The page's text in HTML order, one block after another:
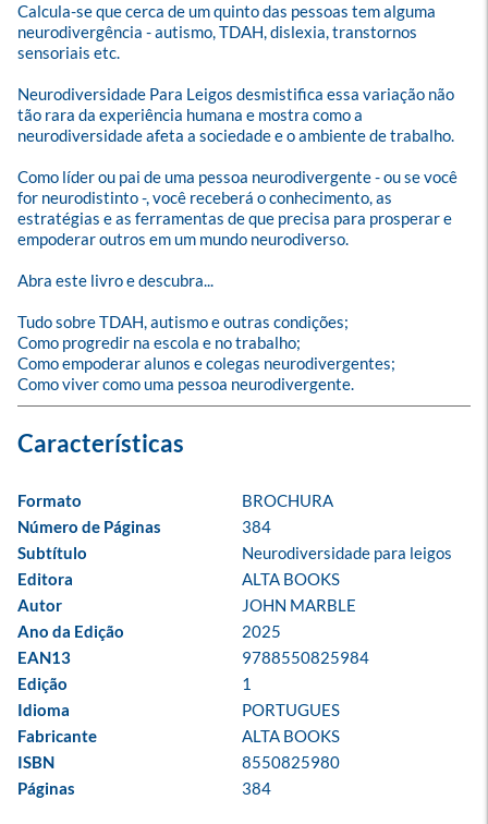
Calcula-se que cerca de um quinto das pessoas tem alguma
neurodivergência - autismo, TDAH, dislexia, transtornos
sensoriais etc.
Neurodiversidade Para Leigos desmistifica essa variação não
tão rara da experiência humana e mostra como a
neurodiversidade afeta a sociedade e o ambiente de trabalho.
Como líder ou pai de uma pessoa neurodivergente - ou se você
for neurodistinto -, você receberá o conhecimento, as
estratégias e as ferramentas de que precisa para prosperar e
empoderar outros em um mundo neurodiverso.
Abra este livro e descubra...
Tudo sobre TDAH, autismo e outras condições;
Como progredir na escola e no trabalho;
Como empoderar alunos e colegas neurodivergentes;
Como viver como uma pessoa neurodivergente.
Formato
BROCHURA
Número de Páginas
384
Subtítulo
Neurodiversidade para leigos
Editora
ALTA BOOKS
Autor
JOHN MARBLE
Ano da Edição
2025
EAN13
9788550825984
Edição
1
Idioma
PORTUGUES
Fabricante
ALTA BOOKS
ISBN
8550825980
Páginas
384